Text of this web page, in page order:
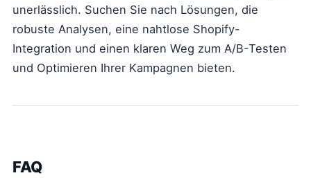
unerlässlich. Suchen Sie nach Lösungen, die
robuste Analysen, eine nahtlose Shopify-
Integration und einen klaren Weg zum A/B-Testen
und Optimieren Ihrer Kampagnen bieten.
FAQ